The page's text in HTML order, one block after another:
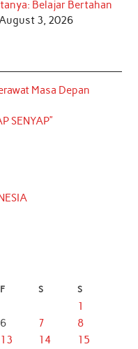
Belajar Bertahan
3, 2026
Masa Depan
SENYAP”
F S S
1
6 7
8
13 14
15